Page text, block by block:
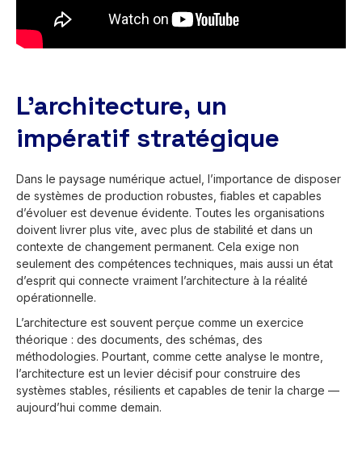
L'architecture, un
impératif stratégique
Dans le paysage numérique actuel, l’importance de disposer
de systèmes de production robustes, fiables et capables
d’évoluer est devenue évidente. Toutes les organisations
doivent livrer plus vite, avec plus de stabilité et dans un
contexte de changement permanent. Cela exige non
seulement des compétences techniques, mais aussi un état
d’esprit qui connecte vraiment l’architecture à la réalité
opérationnelle.
L’architecture est souvent perçue comme un exercice
théorique : des documents, des schémas, des
méthodologies. Pourtant, comme cette analyse le montre,
l’architecture est un levier décisif pour construire des
systèmes stables, résilients et capables de tenir la charge —
aujourd’hui comme demain.